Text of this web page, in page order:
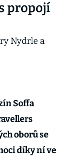
propojí
Soffa
oborů se
díky ní ve